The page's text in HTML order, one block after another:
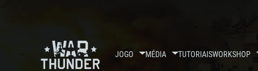
JOGO MÉDIA TUTORIAISWORKSHOP